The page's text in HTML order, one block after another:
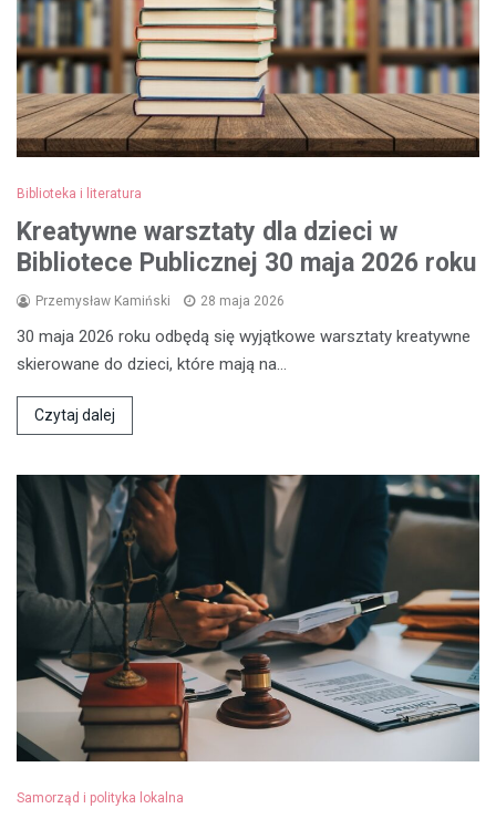
Biblioteka i literatura
Kreatywne warsztaty dla dzieci w
Bibliotece Publicznej 30 maja 2026 roku
Przemysław Kamiński 28 maja 2026
30 maja 2026 roku odbędą się wyjątkowe warsztaty kreatywne
skierowane do dzieci, które mają na…
Czytaj dalej
Samorząd i polityka lokalna